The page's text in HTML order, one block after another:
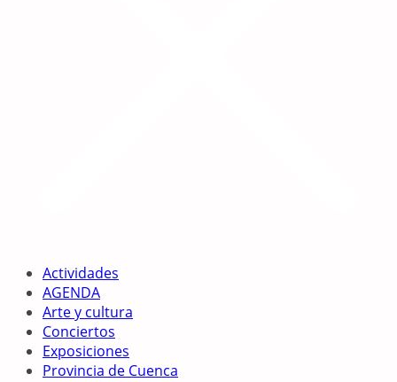
Actividades
AGENDA
Arte y cultura
Conciertos
Exposiciones
Provincia de Cuenca